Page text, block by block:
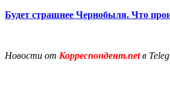
Будет страшнее Чернобыля. Что
Новости от Корреспондент.netв